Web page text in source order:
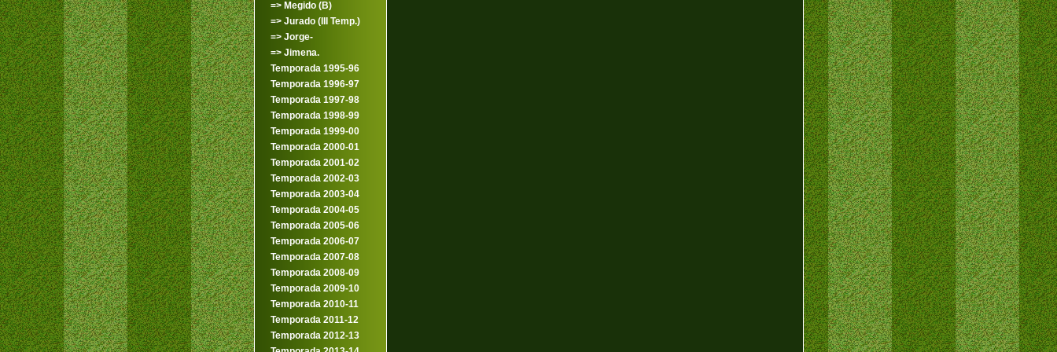
=> Megido (B)
=> Jurado (III Temp.)
=> Jorge-
=> Jimena.
Temporada 1995-96
Temporada 1996-97
Temporada 1997-98
Temporada 1998-99
Temporada 1999-00
Temporada 2000-01
Temporada 2001-02
Temporada 2002-03
Temporada 2003-04
Temporada 2004-05
Temporada 2005-06
Temporada 2006-07
Temporada 2007-08
Temporada 2008-09
Temporada 2009-10
Temporada 2010-11
Temporada 2011-12
Temporada 2012-13